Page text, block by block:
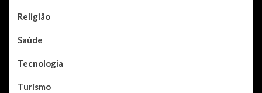
Religião
Saúde
Tecnologia
Turismo